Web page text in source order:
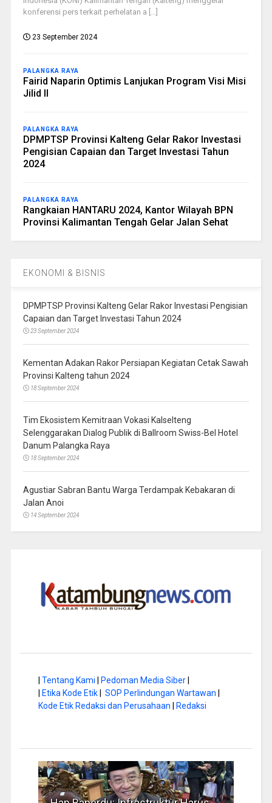
konferensi pers terkait perhelatan a [...]
23 September 2024
PALANGKA RAYA
Fairid Naparin Optimis Lanjukan Program Visi Misi
Jilid II
PALANGKA RAYA
DPMPTSP Provinsi Kalteng Gelar Rakor Investasi
Pengisian Capaian dan Target Investasi Tahun
2024
PALANGKA RAYA
Rangkaian HANTARU 2024, Kantor Wilayah BPN
Provinsi Kalimantan Tengah Gelar Jalan Sehat
EKONOMI & BISNIS
DPMPTSP Provinsi Kalteng Gelar Rakor Investasi Pengisian
Capaian dan Target Investasi Tahun 2024
23 September 2024
Kementan Adakan Rakor Persiapan Kegiatan Cetak Sawah
Provinsi Kalteng tahun 2024
18 September 2024
Tim Ekosistem Kemitraan Vokasi Kalselteng
Selenggarakan Dialog Publik di Ballroom Swiss-Bel Hotel
Danum Palangka Raya
18 September 2024
Agustiar Sabran Bantu Warga Terdampak Kebakaran di
Jalan Anoi
14 September 2024
Tentang Kami Pedoman Media Siber|
Etika Kode Etik| SOP Perlindungan Wartawan
Kode Etik Redaksi dan Perusahaan
Redaksi